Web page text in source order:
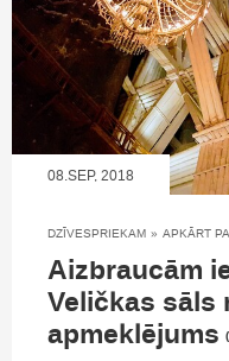
08.SEP, 2018
DZĪVESPRIEKAM » APKĀRT
Aizbraucām
Veličkas sāls
apmeklējums